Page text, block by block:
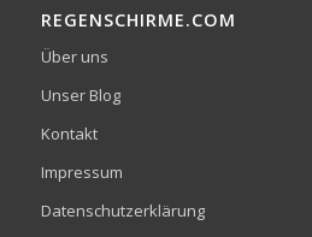
REGENSCHIRME.COM
Über uns
Unser Blog
Kontakt
Impressum
Datenschutzerklärung